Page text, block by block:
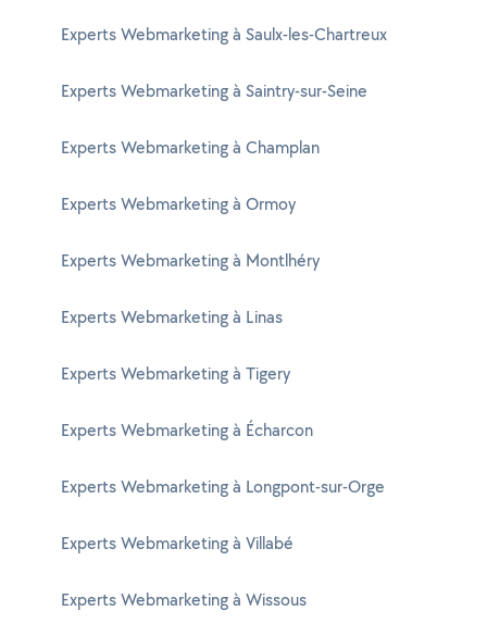
Experts Webmarketing à Saulx-les-Chartreux
Experts Webmarketing à Saintry-sur-Seine
Experts Webmarketing à Champlan
Experts Webmarketing à Ormoy
Experts Webmarketing à Montlhéry
Experts Webmarketing à Linas
Experts Webmarketing à Tigery
Experts Webmarketing à Écharcon
Experts Webmarketing à Longpont-sur-Orge
Experts Webmarketing à Villabé
Experts Webmarketing à Wissous